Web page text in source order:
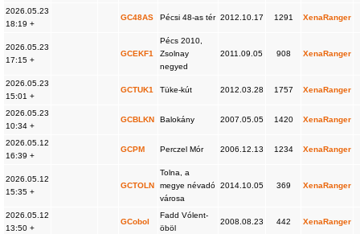
2026.05.23
18:19 +
GC48AS Pécsi 48-as tér 2012.10.17 1291 XenaRanger
2026.05.23
17:15 +
GCEKF1
Pécs 2010,
Zsolnay
negyed
2011.09.05 908 XenaRanger
2026.05.23
15:01 +
GCTUK1 Tüke-kút 2012.03.28 1757 XenaRanger
2026.05.23
10:34 +
GCBLKN Balokány 2007.05.05 1420 XenaRanger
2026.05.12
16:39 +
GCPM Perczel Mór 2006.12.13 1234 XenaRanger
2026.05.12
15:35 +
GCTOLN
Tolna, a
megye névadó
városa
2014.10.05 369 XenaRanger
2026.05.12
13:50 +
GCobol
Fadd Vólent-
öböl
2008.08.23 442 XenaRanger